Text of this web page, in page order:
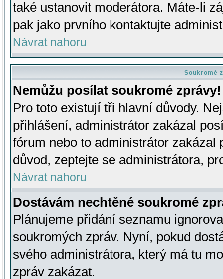
také ustanovit moderátora. Máte-li
pak jako prvního kontaktujte
Návrat nahoru
Soukromé
Nemůžu posílat soukromé zprávy!
Pro toto existují tři hlavní důvody.
přihlášení, administrátor zakázal
fórum nebo to administrátor zakázal
důvod, zeptejte se administrátora,
Návrat nahoru
Dostávám nechtěné soukromé
Plánujeme přidání seznamu
soukromých zpráv. Nyní, pokud
svého administrátora, který má tu
zpráv zakázat.